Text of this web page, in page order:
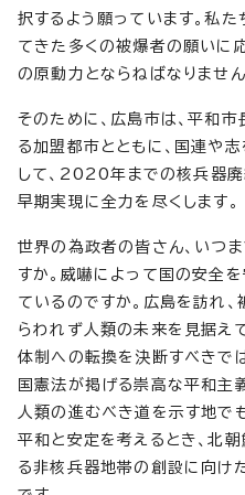
択するよう願っています。私
てきた多くの被爆者の願いに
の原動力とならねばなりません
そのために、広島市は、平和
る加盟都市とともに、国連や
して、2020年までの核兵器廃
早期実現に全力を尽くします。
世界の為政者の皆さん、いつ
すか。威嚇によって国の安全
ているのですか。広島を訪れ
らわれず人類の未来を見据え
体制への転換を決断すべきで
国憲法が掲げる崇高な平和主
人類の進むべき道を示す地で
平和と安定を考えるとき、北
る非核兵器地帯の創設に向け